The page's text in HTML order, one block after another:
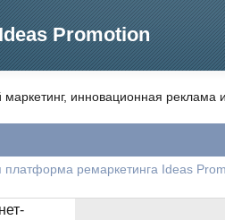
Promotion
инновационная реклама
ремаркетинга Ideas